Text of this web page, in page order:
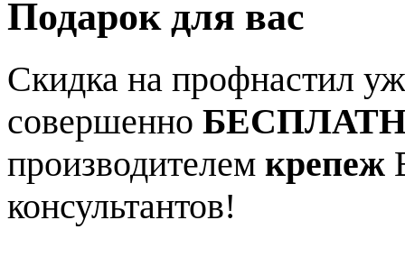
Подарок для вас
Скидка на профнастил
совершенно
производителем крепеж
консультантов!